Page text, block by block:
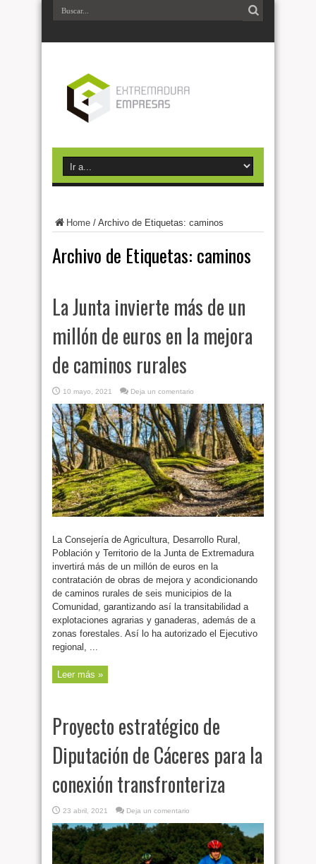
Home / Archivo de Etiquetas: caminos
Archivo de Etiquetas: caminos
La Junta invierte más de un
millón de euros en la mejora
de caminos rurales
10 mayo, 2021 Deja un comentario
La Consejería de Agricultura, Desarrollo Rural,
Población y Territorio de la Junta de Extremadura
invertirá más de un millón de euros en la
contratación de obras de mejora y acondicionando
de caminos rurales de seis municipios de la
Comunidad, garantizando así la transitabilidad a
explotaciones agrarias y ganaderas, además de a
zonas forestales. Así lo ha autorizado el Ejecutivo
regional, ...
Leer más »
Proyecto estratégico de
Diputación de Cáceres para la
conexión transfronteriza
23 abril, 2021 Deja un comentario